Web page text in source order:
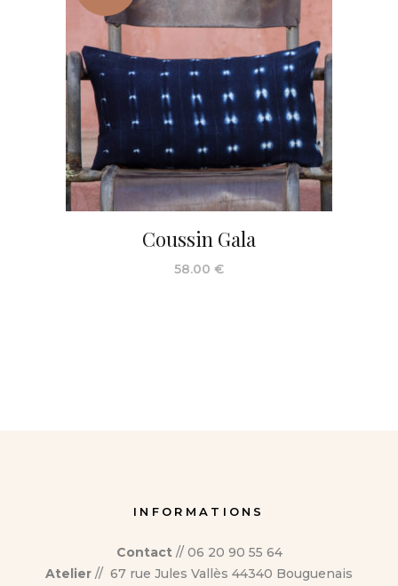
Coussin Gala
58.00 €
INFORMATIONS
Contact// 06 20 90 55 64
Atelier // 67 rue Jules Vallès 44340 Bouguenais